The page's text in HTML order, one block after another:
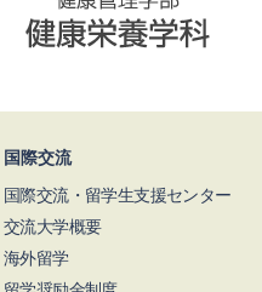
国際交流
国際交流・留学生支援センター
交流大学概要
海外留学